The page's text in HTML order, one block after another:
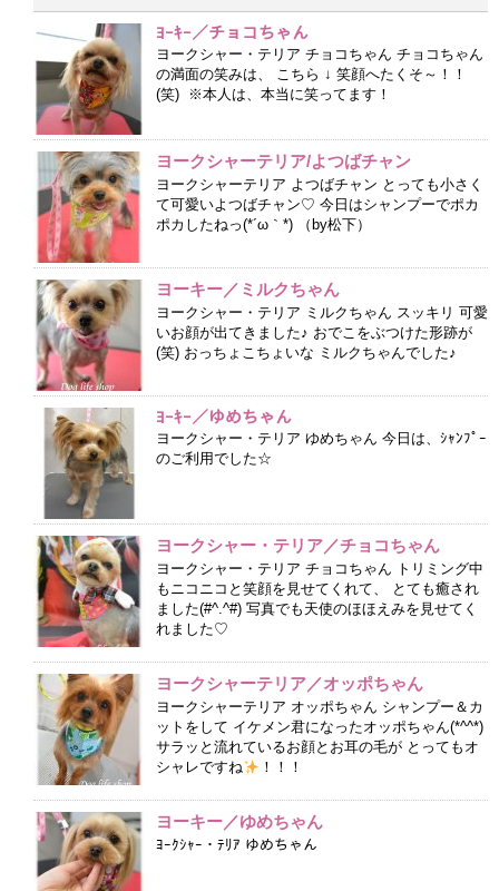
ﾖｰｷｰ／チョコちゃん
ヨークシャー・テリア チョコちゃん チョコちゃん
の満面の笑みは、 こちら ↓ 笑顔へたくそ～！！
(笑) ※本人は、本当に笑ってます！
ヨークシャーテリア/よつばチャン
ヨークシャーテリア よつばチャン とっても小さく
て可愛いよつばチャン♡ 今日はシャンプーでポカ
ポカしたねっ(*´ω｀*) （by松下）
ヨーキー／ミルクちゃん
ヨークシャー・テリア ミルクちゃん スッキリ 可愛
いお顔が出てきました♪ おでこをぶつけた形跡が
(笑) おっちょこちょいな ミルクちゃんでした♪
ﾖｰｷｰ／ゆめちゃん
ヨークシャー・テリア ゆめちゃん 今日は、ｼｬﾝﾌﾟｰ
のご利用でした☆
ヨークシャー・テリア／チョコちゃん
ヨークシャー・テリア チョコちゃん トリミング中
もニコニコと笑顔を見せてくれて、 とても癒され
ました(#^.^#) 写真でも天使のほほえみを見せてく
れました♡
ヨークシャーテリア／オッポちゃん
ヨークシャーテリア オッポちゃん シャンプー＆カ
ットをして イケメン君になったオッポちゃん(*^^*)
サラッと流れているお顔とお耳の毛が とってもオ
シャレですね
！！！
ヨーキー／ゆめちゃん
ﾖｰｸｼｬｰ・ﾃﾘｱ ゆめちゃん